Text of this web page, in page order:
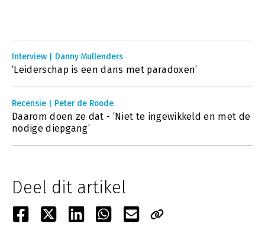
Interview | Danny Mullenders
‘Leiderschap is een dans met paradoxen’
Recensie | Peter de Roode
Daarom doen ze dat - ‘Niet te ingewikkeld en met de
nodige diepgang’
Deel dit artikel